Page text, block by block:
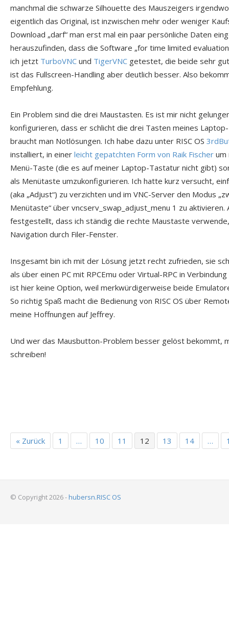
manchmal die schwarze Silhouette des Mauszeigers irgendwo
eigentlich das Original, ist inzwischen mehr oder weniger
Download „darf“ man erst mal ein paar persönliche Daten
herauszufinden, dass die Software „for time limited
ich jetzt TurboVNC und TigerVNC getestet, die beide sehr
ist das Fullscreen-Handling aber deutlich besser. Also
Empfehlung.
Ein Problem sind die drei Maustasten. Es ist mir nicht
konfigurieren, dass er schlicht die drei Tasten meines
braucht man Notlösungen. Ich habe dazu unter RISC OS
installiert, in einer leicht gepatchten Form von Raik Fischer um
Menü-Taste (die es auf meiner Laptop-Tastatur nicht gibt)
als Menütaste umzukonfigurieren. Ich hatte kurz versucht,
(aka „Adjust“) zu verzichten und im VNC-Server den Modus
Menütaste“ über vncserv_swap_adjust_menu 1 zu aktivieren.
festgestellt, dass ich ständig die rechte Maustaste
Navigation durch Filer-Fenster.
Insgesamt bin ich mit der Lösung jetzt recht zufrieden, sie
als über einen PC mit RPCEmu oder Virtual-RPC in
ist hier keine Option, weil merkwürdigerweise beide
So richtig Spaß macht die Bedienung von RISC OS über
meine Hoffnungen auf Jeffrey.
Und wer das Mausbutton-Problem besser gelöst bekommt,
schreiben!
« Zurück 1 … 10 11 12 13 14 …
© Copyright 2026 -hubersn.RISC OS